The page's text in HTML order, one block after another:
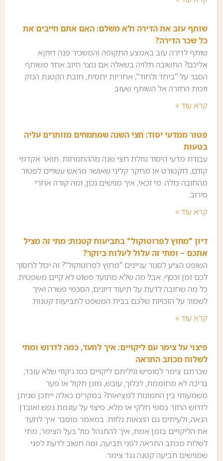
שותף עזב את הדירה ולא משלם: האם אתם חייבים את
כל שכר הדירה?
שותף לדירה עזב באמצע התקופה והמשכיר פנה דווקא
אליכם? התשובה תלויה בשאלה אם נוצר חיוב אחד משותף.
הסבר על "ביחד ולחוד", אחריות יחסית, חובת הקטנת הנזק
וזכות החזרה אל השותף שעזב.
קרא עוד »
פטור ממדעי יסוד: חצי השנה שמתמחים מוותרים עליה
בטעות
עבודת מדעי היסוד גוזלת חצי שנה מההתמחות. תואר אקדמי
קודם, דוקטורט או מחקר קליני שאושר מראש עשויים לפטור
מהחובה כולה. מי זכאי, איך מגישים נכון, ומה קורה אחרי
סירוב.
קרא עוד »
דיון "מחוץ לפרוטוקול" בתביעות קטנות: מתי זה מציל
אתכם – ומתי זה עלול לעלות ביוקר?
השופט הציע לסגור עניינים "מחוץ לפרוטוקול"? זה יכול לחסוך
לכם זמן וכסף, אבל מה שלא מתועד פשוט לא קיים משפטית.
כל מה שחובה לדעת על תיעוד דיונים, הסכמי פשרה ואיך
לשמור על הזכויות שלכם בבית המשפט לתביעות קטנות.
קרא עוד »
פיצוי על צימר עם ליקויים: איך לתעד, כמה לדרוש ומתי
לשלוח מכתב התראה
שכרתם צימר לסופ״ש וגיליתם ליקויים כמו ג׳קוזי שלא עובד,
בריכה לא מחוממת, לכלוך, עובש, מזגן תקול או פער
משמעותי בין התמונות למציאות? במקרים כאלה ייתכן שניתן
לדרוש החזר כספי חלקי או מלא, פיצוי על עוגמת נפש ואובדן
הנאה, ולעיתים גם הוצאות נלוות. במאמר מוסבר איך לתעד
את הליקויים בזמן אמת, איך להתנהל מול בעל הצימר, מתי
לשלוח מכתב התראה לפני תביעה, ומה חשוב לדעת לפני
שמגישים תביעה קטנה נגד צימר.